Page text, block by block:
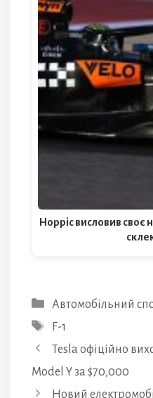
Норріс висловив
Категорії
Автомобільний
Позначки
F-1
Tesla офіційно
Model Y за $70,000
Новий